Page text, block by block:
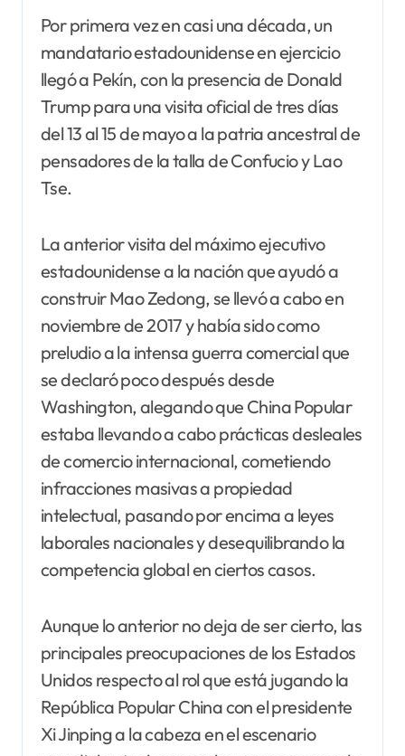
Por primera vez en casi una década, un
mandatario estadounidense en ejercicio
llegó a Pekín, con la presencia de Donald
Trump para una visita oficial de tres días
del 13 al 15 de mayo a la patria ancestral de
pensadores de la talla de Confucio y Lao
Tse.
La anterior visita del máximo ejecutivo
estadounidense a la nación que ayudó a
construir Mao Zedong, se llevó a cabo en
noviembre de 2017 y había sido como
preludio a la intensa guerra comercial que
se declaró poco después desde
Washington, alegando que China Popular
estaba llevando a cabo prácticas desleales
de comercio internacional, cometiendo
infracciones masivas a propiedad
intelectual, pasando por encima a leyes
laborales nacionales y desequilibrando la
competencia global en ciertos casos.
Aunque lo anterior no deja de ser cierto, las
principales preocupaciones de los Estados
Unidos respecto al rol que está jugando la
República Popular China con el presidente
Xi Jinping a la cabeza en el escenario